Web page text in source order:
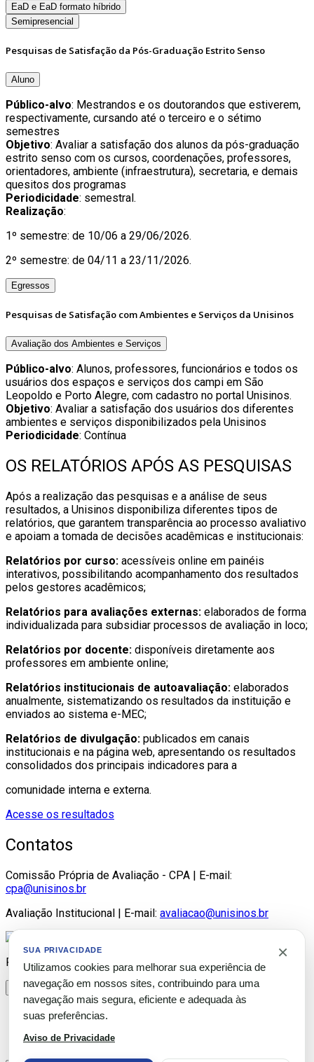
EaD e EaD formato híbrido
Semipresencial
Pesquisas de Satisfação da Pós-Graduação Estrito Senso
Aluno
Público-alvo: Mestrandos e os doutorandos que estiverem,
respectivamente, cursando até o terceiro e o sétimo
semestres
Objetivo: Avaliar a satisfação dos alunos da pós-graduação
estrito senso com os cursos, coordenações, professores,
orientadores, ambiente (infraestrutura), secretaria, e demais
quesitos dos programas
Periodicidade: semestral.
Realização:
1º semestre: de 10/06 a 29/06/2026.
2º semestre: de 04/11 a 23/11/2026.
Egressos
Pesquisas de Satisfação com Ambientes e Serviços da Unisinos
Avaliação dos Ambientes e Serviços
Público-alvo: Alunos, professores, funcionários e todos os
usuários dos espaços e serviços dos campi em São
Leopoldo e Porto Alegre, com cadastro no portal Unisinos.
Objetivo: Avaliar a satisfação dos usuários dos diferentes
ambientes e serviços disponibilizados pela Unisinos
Periodicidade: Contínua
OS RELATÓRIOS APÓS AS PESQUISAS
Após a realização das pesquisas e a análise de seus
resultados, a Unisinos disponibiliza diferentes tipos de
relatórios, que garantem transparência ao processo avaliativo
e apoiam a tomada de decisões acadêmicas e institucionais:
Relatórios por curso: acessíveis online em painéis
interativos, possibilitando acompanhamento dos resultados
pelos gestores acadêmicos;
Relatórios para avaliações externas: elaborados de forma
individualizada para subsidiar processos de avaliação in loco;
Relatórios por docente: disponíveis diretamente aos
professores em ambiente online;
Relatórios institucionais de autoavaliação: elaborados
anualmente, sistematizando os resultados da instituição e
enviados ao sistema e-MEC;
Relatórios de divulgação: publicados em canais
institucionais e na página web, apresentando os resultados
consolidados dos principais indicadores para a
comunidade interna e externa.
Acesse os resultados
Contatos
Comissão Própria de Avaliação - CPA | E-mail:
cpa@unisinos.br
Avaliação Institucional | E-mail: avaliacao@unisinos.br
Please publish modules inoffcanvasposition.
×
×
Valores Estacionamento São Leopoldo
×
SUA PRIVACIDADE
Utilizamos cookies para melhorar sua experiência de
navegação em nossos sites, contribuindo para uma
navegação mais segura, eficiente e adequada às
suas preferências.
Aviso de Privacidade